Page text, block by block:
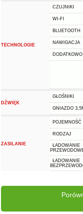
TECHNOLOGIE
CZUJNIKI
WI-FI
BLUETOOTH
NAWIGACJA
DODATKOWO
DŹWIĘK
GŁOŚNIKI
GNIAZDO
ZASILANIE
POJEMNOŚĆ
RODZAJ
ŁADOWANIE
ŁADOWANIE